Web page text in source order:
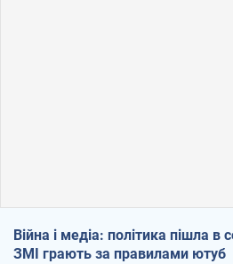
Війна і медіа: політика пішла в
ЗМІ грають за правилами ютуб